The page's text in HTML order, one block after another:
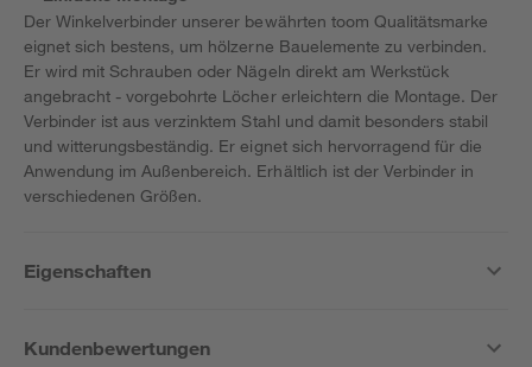
Der Winkelverbinder unserer bewährten toom Qualitätsmarke
eignet sich bestens, um hölzerne Bauelemente zu verbinden.
Er wird mit Schrauben oder Nägeln direkt am Werkstück
angebracht - vorgebohrte Löcher erleichtern die Montage. Der
Verbinder ist aus verzinktem Stahl und damit besonders stabil
und witterungsbeständig. Er eignet sich hervorragend für die
Anwendung im Außenbereich. Erhältlich ist der Verbinder in
verschiedenen Größen.
Eigenschaften
Kundenbewertungen